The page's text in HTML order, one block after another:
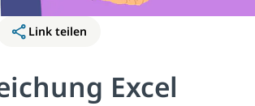
Link teilen
Excel